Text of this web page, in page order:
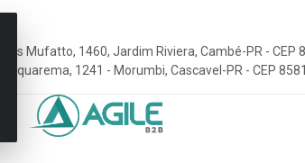
Mufatto, 1460, Jardim Riviera, Cambé-PR - CEP
1241 - Morumbi, Cascavel-PR - CEP